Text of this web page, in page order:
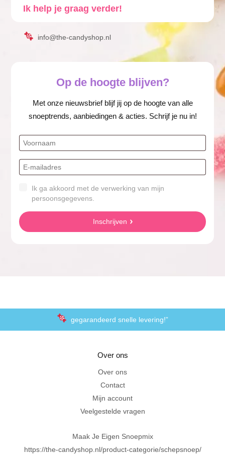
Ik help je graag verder!
info@the-candyshop.nl
Op de hoogte blijven?
Met onze nieuwsbrief blijf jij op de hoogte van alle
snoeptrends, aanbiedingen & acties. Schrijf je nu in!
Ik ga akkoord met de verwerking van mijn
persoonsgegevens.
Inschrijven
gegarandeerd snelle levering!”
Al 20 jaar in Amersfoort
Over ons
Over ons
Contact
Mijn account
Veelgestelde vragen
Maak Je Eigen Snoepmix
https://the-candyshop.nl/product-categorie/schepsnoep/